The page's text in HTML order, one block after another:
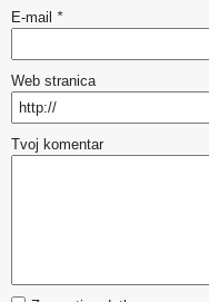
E-mail *
Web stranica
Tvoj komentar